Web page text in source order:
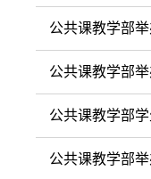
公共课教学部
公共课教学部
公共课教学部
公共课教学部